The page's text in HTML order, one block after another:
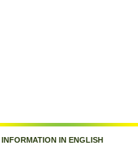
INFORMATION IN ENGLISH